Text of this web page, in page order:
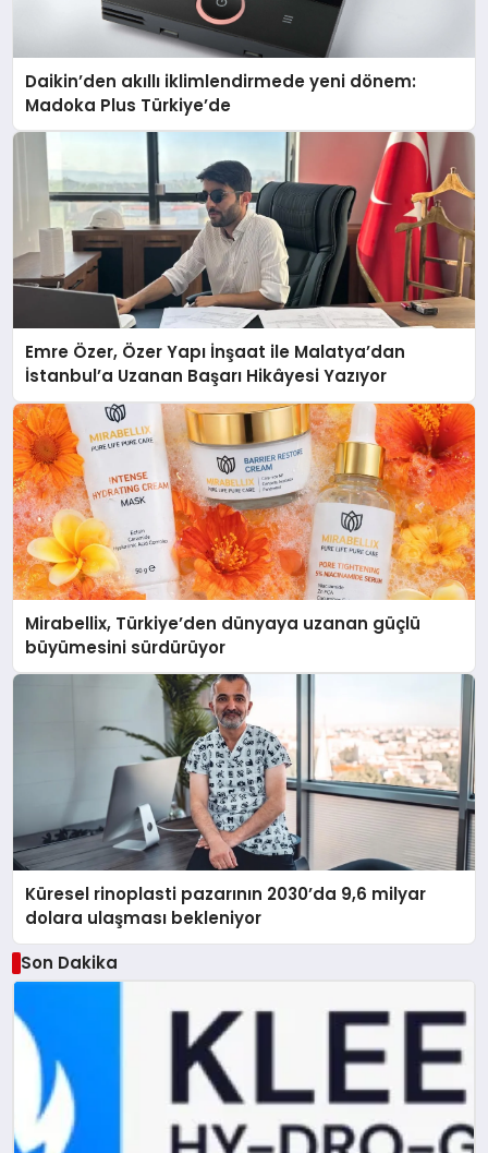
Daikin’den akıllı iklimlendirmede yeni dönem:
Madoka Plus Türkiye’de
Emre Özer, Özer Yapı İnşaat ile Malatya’dan
İstanbul’a Uzanan Başarı Hikâyesi Yazıyor
Mirabellix, Türkiye’den dünyaya uzanan güçlü
büyümesini sürdürüyor
Küresel rinoplasti pazarının 2030’da 9,6 milyar
dolara ulaşması bekleniyor
Son Dakika